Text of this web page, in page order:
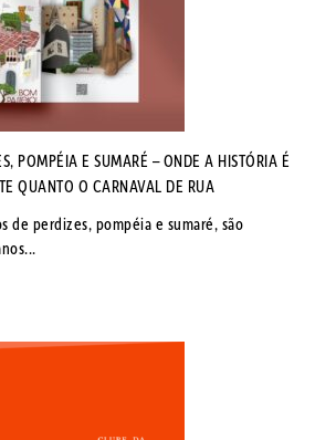
POMPÉIA E SUMARÉ – ONDE A HISTÓRIA É
QUANTO O CARNAVAL DE RUA
de perdizes, pompéia e sumaré, são